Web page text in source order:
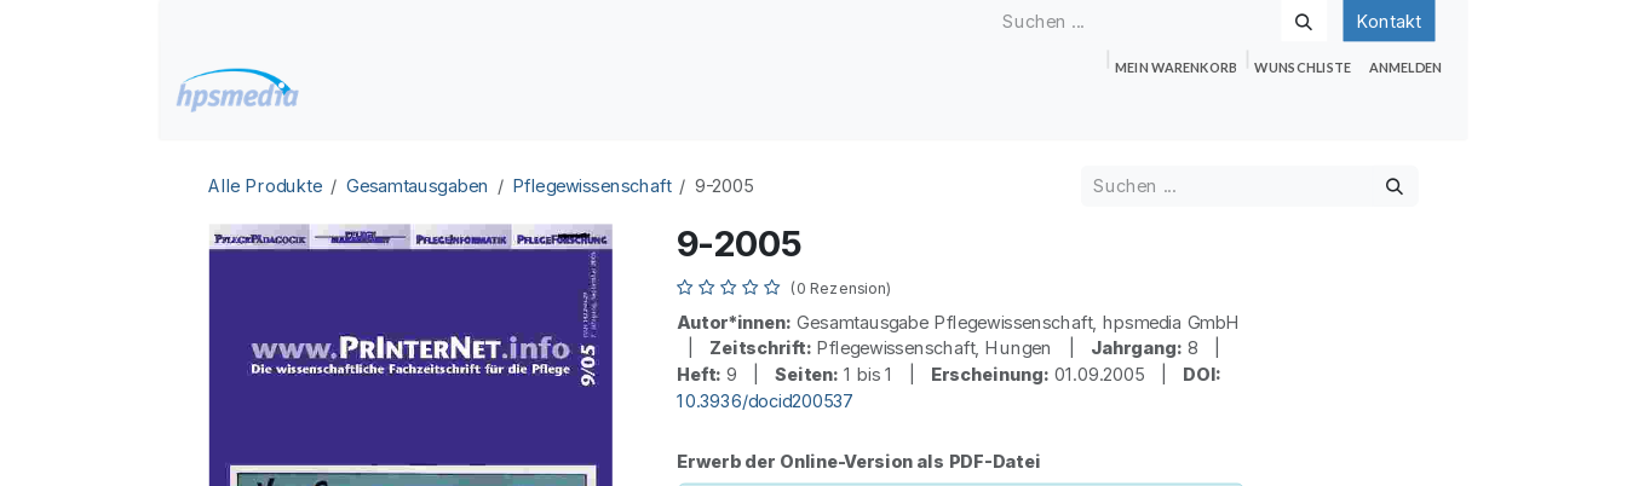
Kontakt
MEIN WARENKORB WUNSCHLISTE ANMELDEN
Alle Produkte Gesamtausgaben Pflegewissenschaft 9-2005
9-2005
(0 Rezension)
Autor*innen: Gesamtausgabe Pflegewissenschaft, hpsmedia GmbH
Zeitschrift: Pflegewissenschaft, Hungen | Jahrgang: 8 |
Heft: 9 |Seiten: 1 bis 1 | Erscheinung: 01.09.2005 | DOI:
10.3936/docid200537
Erwerb der Online-Version als PDF-Datei